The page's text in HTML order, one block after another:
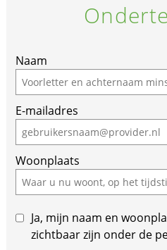
Naam
E-mailadres
Woonplaats
Ja, mijn naam en
zichtbaar zijn onder de